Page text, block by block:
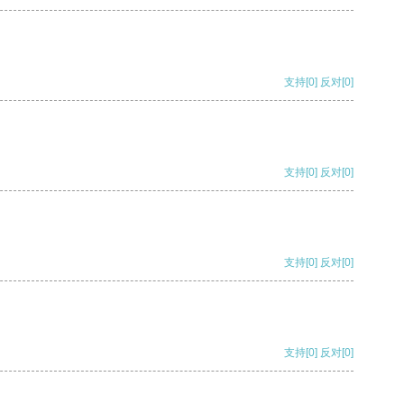
支持[0] 反对[0]
支持[0] 反对[0]
支持[0] 反对[0]
支持[0] 反对[0]